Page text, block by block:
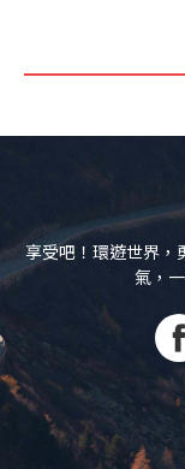
享受吧！環遊世界，
氣，